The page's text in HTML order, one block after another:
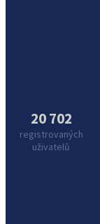
20 702
registrovaných
uživatelů